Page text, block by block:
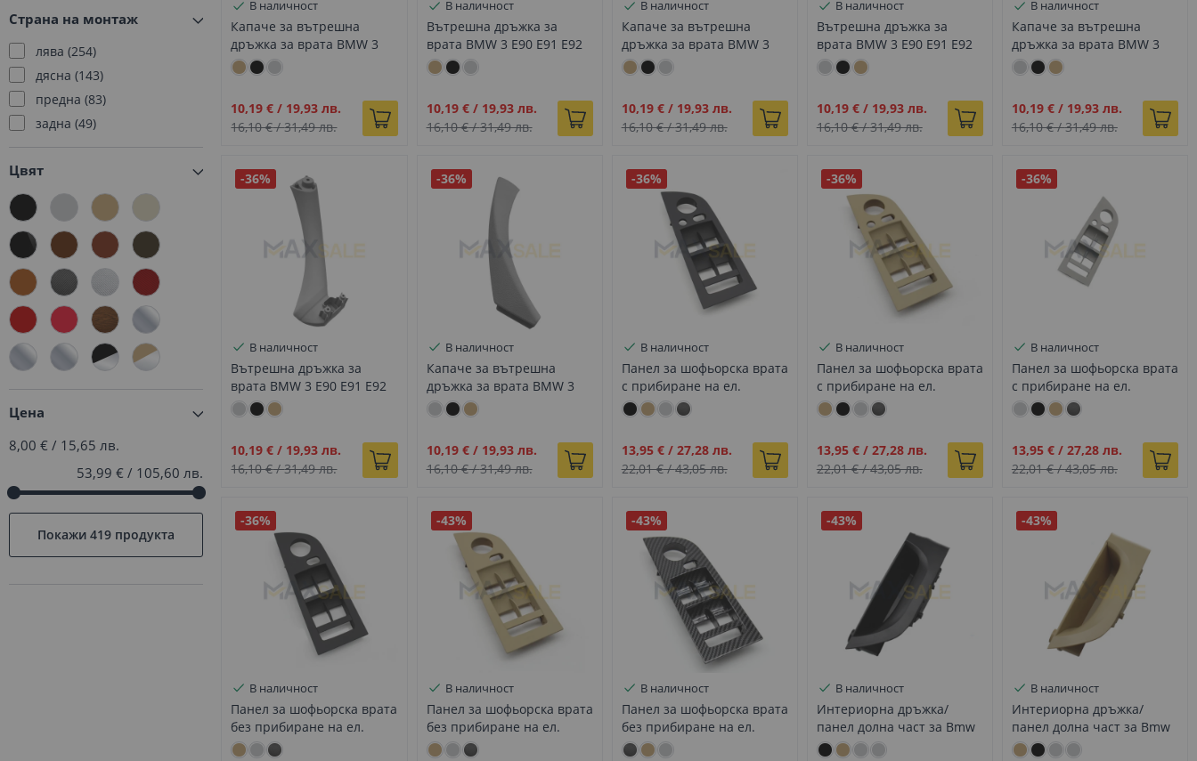
В наличност
Капаче за вътрешна
дръжка за врата BMW 3
E90 E91 E92 E93 бежово,
Промо
цена
10,19 € / 19,93 лв.
16,10 €/31,49 лв.
В наличност
Вътрешна дръжка за
врата BMW 3 E90 E91 E92
E93 бежова, Дясна
Промо
цена
10,19 €/ 19,93 лв.
16,10 €/31,49 лв.
В наличност
Капаче за вътрешна
дръжка за врата BMW 3
E90 E91 E92 E93 бежово,
Промо
цена
10,19 €/ 19,93 лв.
16,10 €/31,49 лв.
В наличност
Вътрешна дръжка за
врата BMW 3 E90 E91 E92
E93 сива, Лява
Промо
цена
10,19 €/ 19,93 лв.
16,10 €/31,49 лв.
В наличност
Капаче за вътрешна
дръжка за врата BMW 3
E90 E91 E92 E93 сиво, Ляво
Промо
цена
10,19 €/ 19,93 лв.
16,10 €/31,49 лв.
-36%
В наличност
Вътрешна дръжка за
врата BMW 3 E90 E91 E92
E93 сив, Дясна
Промо
цена
10,19 € / 19,93 лв.
16,10 €/31,49 лв.
-36%
В наличност
Капаче за вътрешна
дръжка за врата BMW 3
E90 E91 E92 E93 сиво,
Дясно
Промо
цена
10,19 €/ 19,93 лв.
16,10 €/31,49 лв.
-36%
В наличност
Панел за шофьорска врата
с прибиране на ел.
огледала за BMW 3 E90
E91 черно
Промо
цена
13,95 €/ 27,28 лв.
22,01 €/43,05 лв.
-36%
В наличност
Панел за шофьорска врата
с прибиране на ел.
огледала за BMW 3 E90
E91 бежово
Промо
цена
13,95 €/ 27,28 лв.
22,01 €/43,05 лв.
-36%
В наличност
Панел за шофьорска врата
с прибиране на ел.
огледала за BMW 3 E90
E91 сиво
Промо
цена
13,95 €/ 27,28 лв.
22,01 €/43,05 лв.
-36%
В наличност
Панел за шофьорска врата
без прибиране на ел.
огледала за BMW 3 E90
-43%
В наличност
Панел за шофьорска врата
без прибиране на ел.
огледала за BMW 3 E90
-43%
В наличност
Панел за шофьорска врата
без прибиране на ел.
огледала за BMW 3 E90
-43%
В наличност
Интериорна дръжка/
панел долна част за Bmw
E90 E91 за шофьорска
-43%
В наличност
Интериорна дръжка/
панел долна част за Bmw
3 E90 E91 за шофьорска
F11 комби (09-13г.)
F11 комби (13-17г.)
F21 3 врати (11-19г.)
Страна на монтаж
лява 254
дясна 143
предна 83
задна 49
Цвят
Цена
8,00 € / 15,65 лв.
53,99 € / 105,60 лв.
Покажи419 продукта